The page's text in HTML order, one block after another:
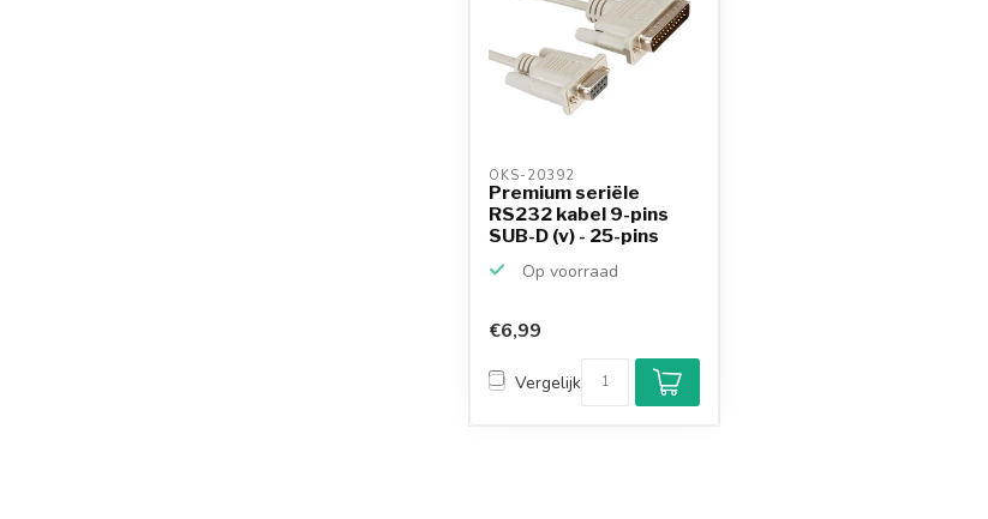
OKS-20392
Premium seriële
RS232 kabel 9-pins
SUB-D (v) - 25-pins
Op voorraad
€6,99
Vergelijk